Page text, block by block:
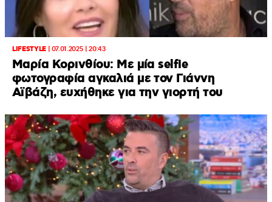
LIFESTYLE| 07.01.2025 | 20:43
Μαρία Κορινθίου: Με μία selfie
φωτογραφία αγκαλιά με τον Γιάννη
Αϊβάζη, ευχήθηκε για την γιορτή του